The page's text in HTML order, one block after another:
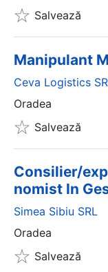
Salvează
Manipulant
Ceva Logistics
Oradea
Salvează
Consilier/
nomist In
Simea Sibiu SRL
Oradea
Salvează